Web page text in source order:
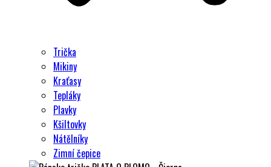
Trička
Mikiny
Kraťasy
Tepláky
Plavky
Kšiltovky
Nátělníky
Zimní čepice